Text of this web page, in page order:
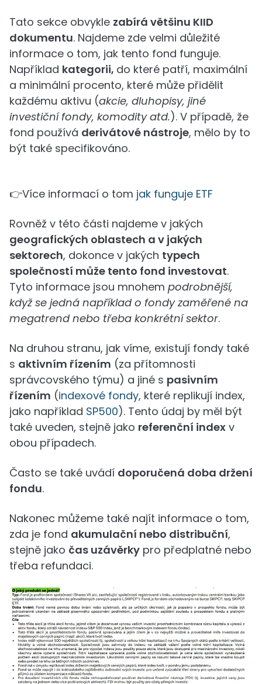
Tato sekce obvykle zabírá většinu KIID
dokumentu. Najdeme zde velmi důležité
informace o tom, jak tento fond funguje.
Například kategorii, do které patří, maximální
a minimální procento, které může přidělit
každému aktivu (akcie, dluhopisy, jiné
investiční fondy, komodity atd.). V případě, že
fond používá derivátové nástroje, mělo by to
být také specifikováno.
👉Více informací o tom jak funguje ETF
Rovněž v této části najdeme v jakých
geografických oblastech a v jakých
sektorech, dokonce v jakých typech
společností může tento fond investovat.
Tyto informace jsou mnohem podrobnější,
když se jedná například o fondy zaměřené na
megatrend nebo třeba konkrétní sektor.
Na druhou stranu, jak víme, existují fondy také
s aktivním řízením (za přítomnosti
správcovského týmu) a jiné s pasivním
řízením (indexové fondy, které replikují index,
jako například SP500). Tento údaj by měl být
také uveden, stejně jako referenční index v
obou případech.
Často se také uvádí doporučená doba držení
fondu.
Nakonec můžeme také najít informace o tom,
zda je fond akumulační nebo distribuční,
stejně jako čas uzávěrky pro předplatné nebo
třeba refundaci.